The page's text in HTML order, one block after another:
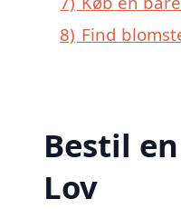
8) Find
Bestil
Lov